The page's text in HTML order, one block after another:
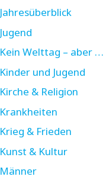
Jahresüberblick
Jugend
Kein Welttag – aber …
Kinder und Jugend
Kirche & Religion
Krankheiten
Krieg & Frieden
Kunst & Kultur
Männer